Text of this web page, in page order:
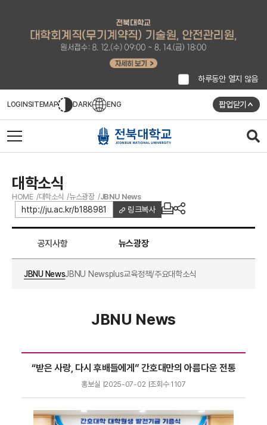
하루동안 열지 않음
LOGINSITEMAP DARK ENG 팝업닫기
대학소식
HOME 대학소식 뉴스광장 JBNU News
http://ju.ac.kr/b188981 링크복사
공지사항 뉴스광장
JBNU NewsJBNU Newsplus교육정책/주요대학소식
JBNU News
“받은 사랑, 다시 후배들에게” 간호대만의 아름다운 전통
홍보실 2025-07-02 조회수 1107